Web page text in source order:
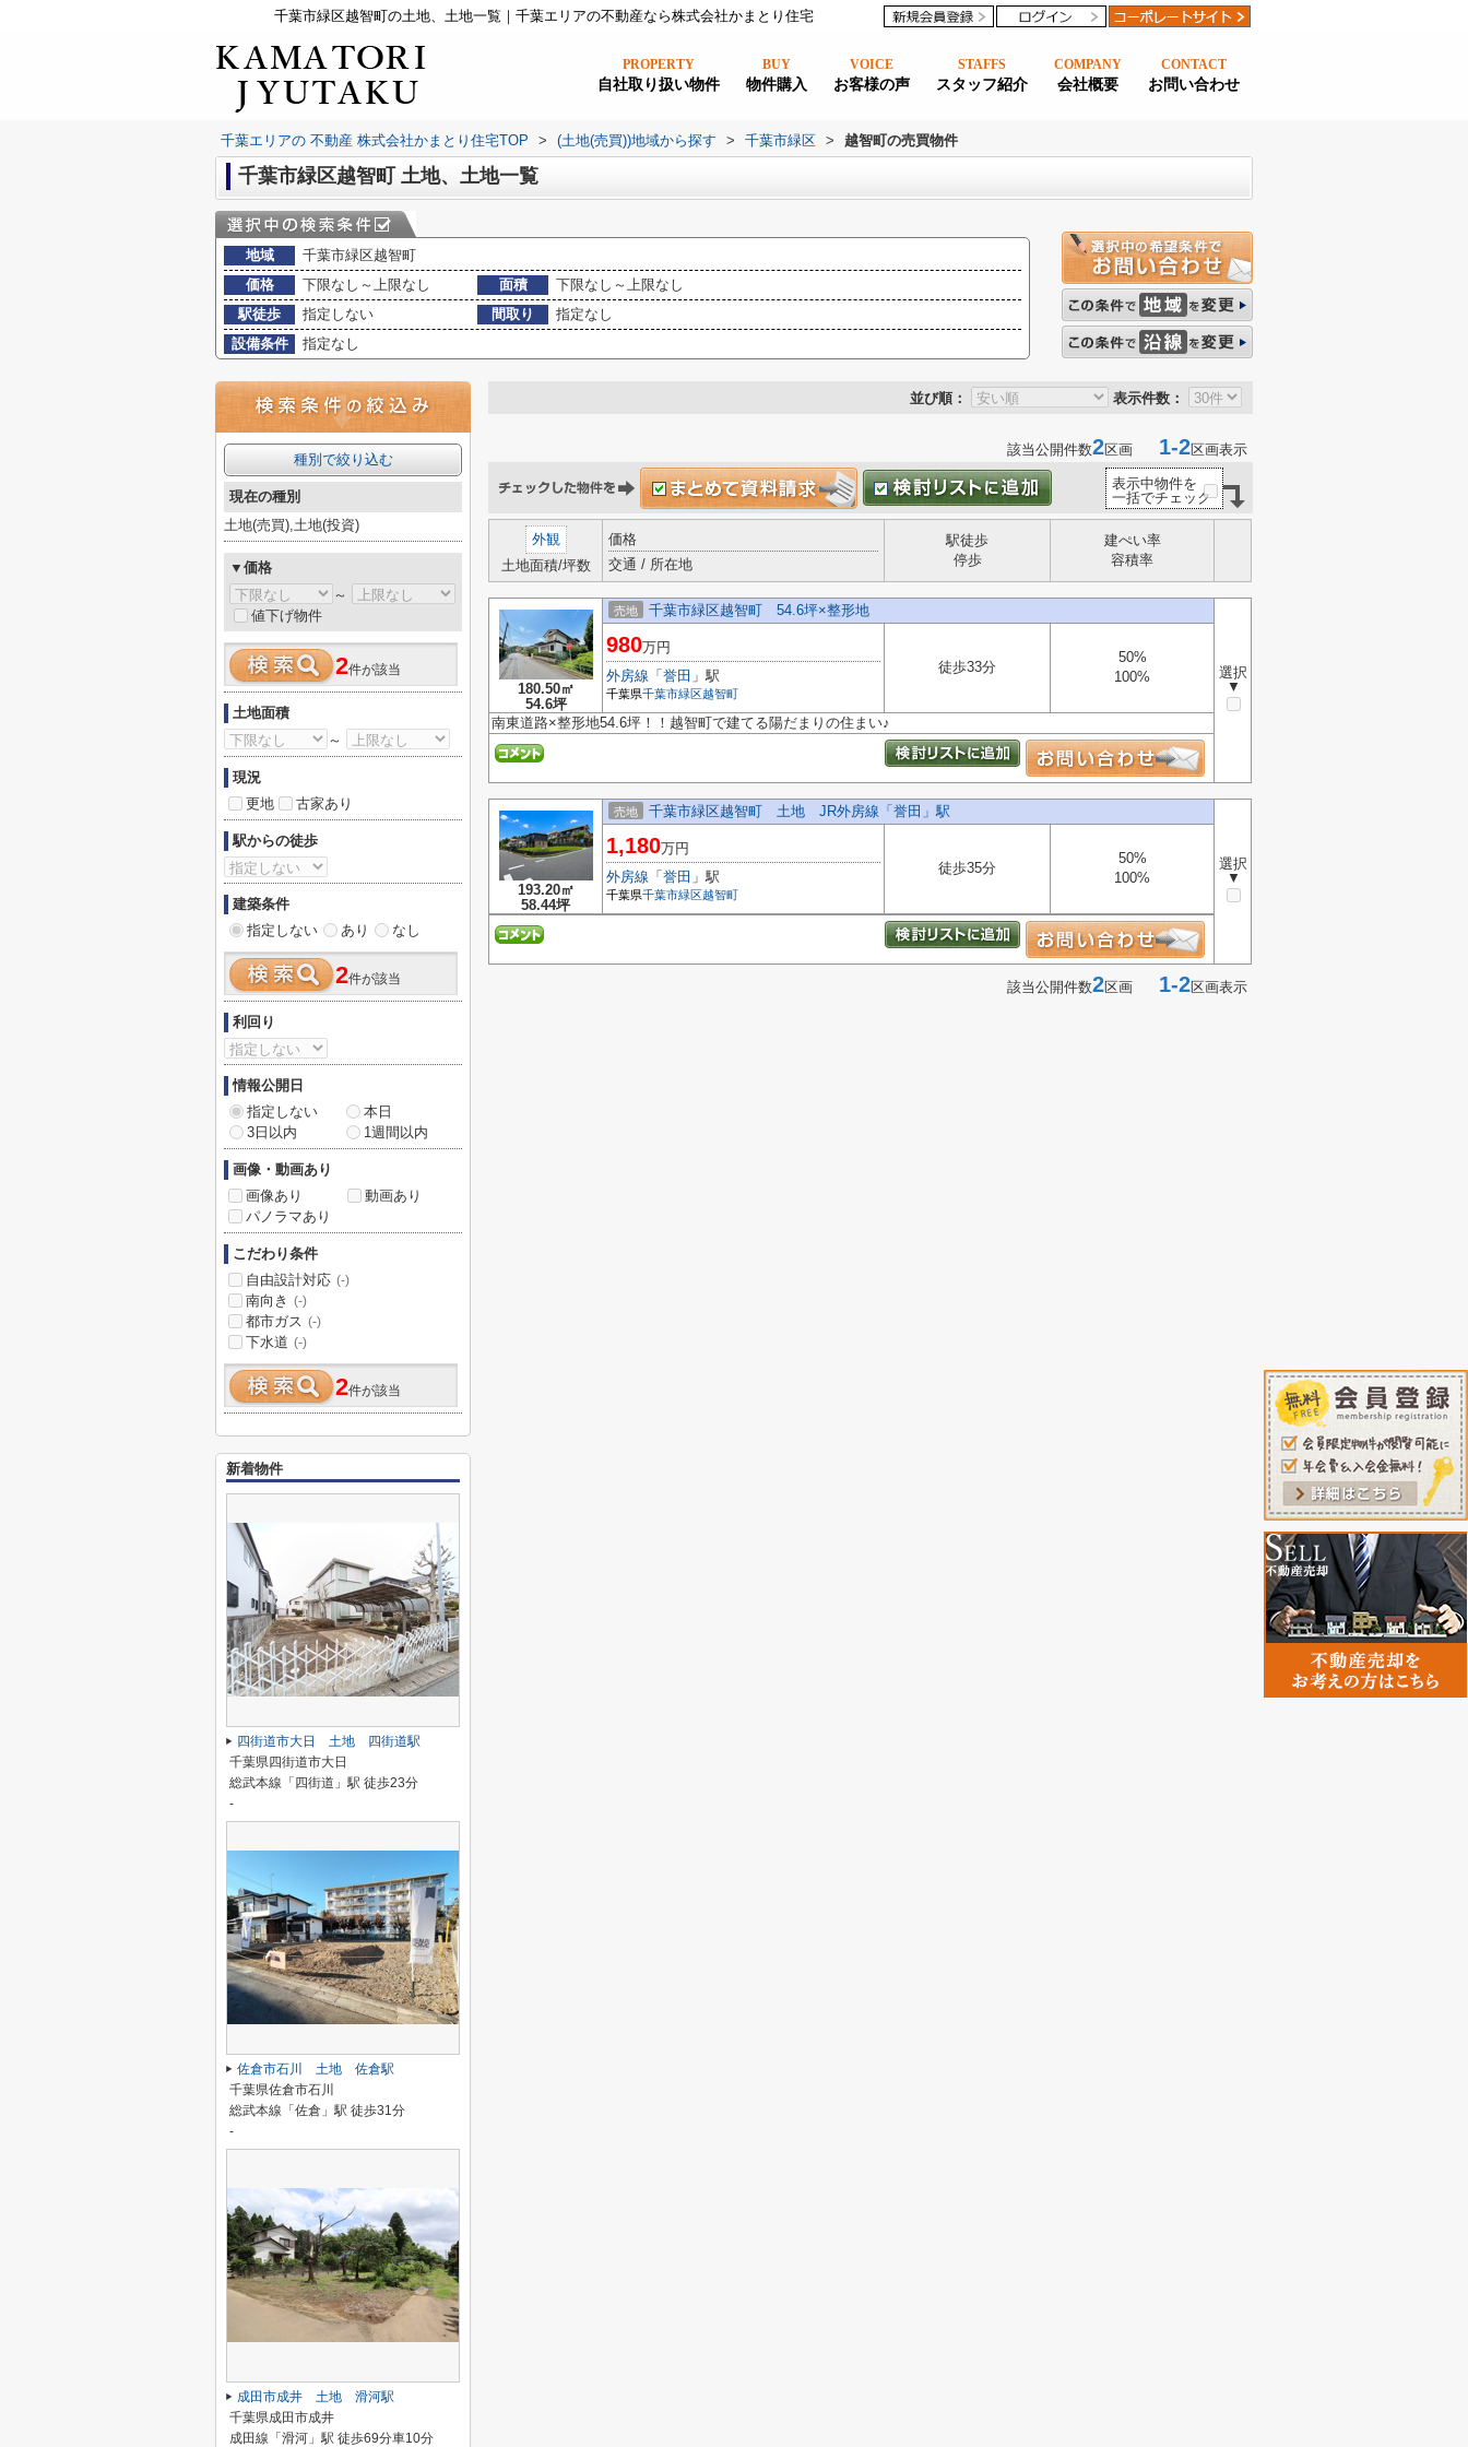
千葉市緑区越智町の土地、土地一覧｜千葉エリアの不動産なら株式会社かまとり住宅
PROPERTY
自社取り扱い物件
BUY
物件購入
VOICE
お客様の声
STAFFS
スタッフ紹介
COMPANY
会社概要
CONTACT
お問い合わせ
千葉エリアの 不動産 株式会社かまとり住宅TOP > (土地(売買))地域から探す > 千葉市緑区 > 越智町の売買物件
千葉市緑区越智町 土地、土地一覧
地域
千葉市緑区越智町
価格
下限なし～上限なし 面積
下限なし～上限なし
駅徒歩
指定しない 間取り
指定なし
設備条件
指定なし
並び順： 表示件数：
該当公開件数2区画 1-2区画表示
表示中物件を
一括でチェック
外観
土地面積/坪数
価格
交通 / 所在地
駅徒歩
停歩
建ぺい率
容積率
180.50㎡
54.6坪
売地 千葉市緑区越智町 54.6坪×整形地
選択
▼
980万円
外房線 「 誉田 」駅
千葉県千葉市緑区越智町
徒歩33分
50%
100%
南東道路×整形地54.6坪！！越智町で建てる陽だまりの住まい♪
193.20㎡
58.44坪
売地 千葉市緑区越智町 土地 JR外房線「誉田」駅
選択
▼
1,180万円
外房線 「 誉田 」駅
千葉県千葉市緑区越智町
徒歩35分
50%
100%
該当公開件数2区画 1-2区画表示
種別で絞り込む
現在の種別
土地(売買),土地(投資)
▼価格
～
値下げ物件
2件が該当
土地面積
～
現況
更地
古家あり
駅からの徒歩
建築条件
指定しない
あり なし
2件が該当
利回り
情報公開日
指定しない
本日
3日以内
1週間以内
画像・動画あり
画像あり
動画あり
パノラマあり
こだわり条件
自由設計対応 (-)
南向き (-)
都市ガス (-)
下水道 (-)
2件が該当
新着物件
四街道市大日 土地 四街道駅
千葉県四街道市大日
総武本線「四街道」駅 徒歩23分
-
佐倉市石川 土地 佐倉駅
千葉県佐倉市石川
総武本線「佐倉」駅 徒歩31分
-
成田市成井 土地 滑河駅
千葉県成田市成井
成田線「滑河」駅 徒歩69分車10分